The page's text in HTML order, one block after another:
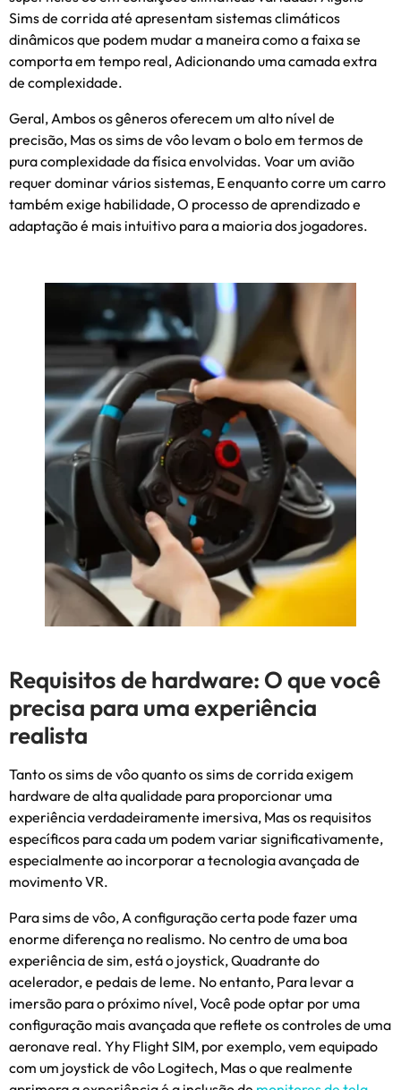
Sims de corrida até apresentam sistemas climáticos
dinâmicos que podem mudar a maneira como a faixa se
comporta em tempo real, Adicionando uma camada extra
de complexidade.
Geral, Ambos os gêneros oferecem um alto nível de
precisão, Mas os sims de vôo levam o bolo em termos de
pura complexidade da física envolvidas. Voar um avião
requer dominar vários sistemas, E enquanto corre um carro
também exige habilidade, O processo de aprendizado e
adaptação é mais intuitivo para a maioria dos jogadores.
Requisitos de hardware: O que você
precisa para uma experiência
realista
Tanto os sims de vôo quanto os sims de corrida exigem
hardware de alta qualidade para proporcionar uma
experiência verdadeiramente imersiva, Mas os requisitos
específicos para cada um podem variar significativamente,
especialmente ao incorporar a tecnologia avançada de
movimento VR.
Para sims de vôo, A configuração certa pode fazer uma
enorme diferença no realismo. No centro de uma boa
experiência de sim, está o joystick, Quadrante do
acelerador, e pedais de leme. No entanto, Para levar a
imersão para o próximo nível, Você pode optar por uma
configuração mais avançada que reflete os controles de uma
aeronave real. Yhy Flight SIM, por exemplo, vem equipado
com um joystick de vôo Logitech, Mas o que realmente